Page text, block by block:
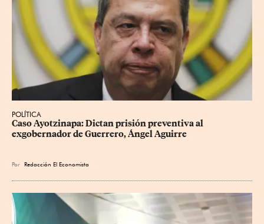
POLÍTICA
Caso Ayotzinapa: Dictan prisión preventiva al
exgobernador de Guerrero, Ángel Aguirre
Por Redacción El Economista